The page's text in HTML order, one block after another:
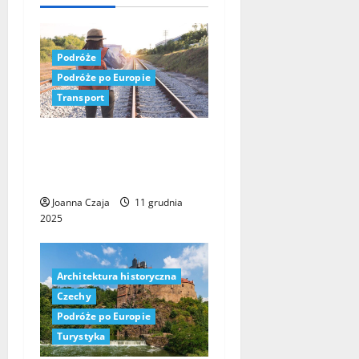
Podróże
Podróże po Europie
Transport
Joanna Czaja
11 grudnia
2025
Architektura historyczna
Czechy
Podróże po Europie
Turystyka